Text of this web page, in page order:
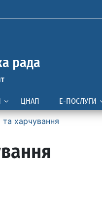
рада
ЦНАП Е-ПОСЛУГИ
та харчування